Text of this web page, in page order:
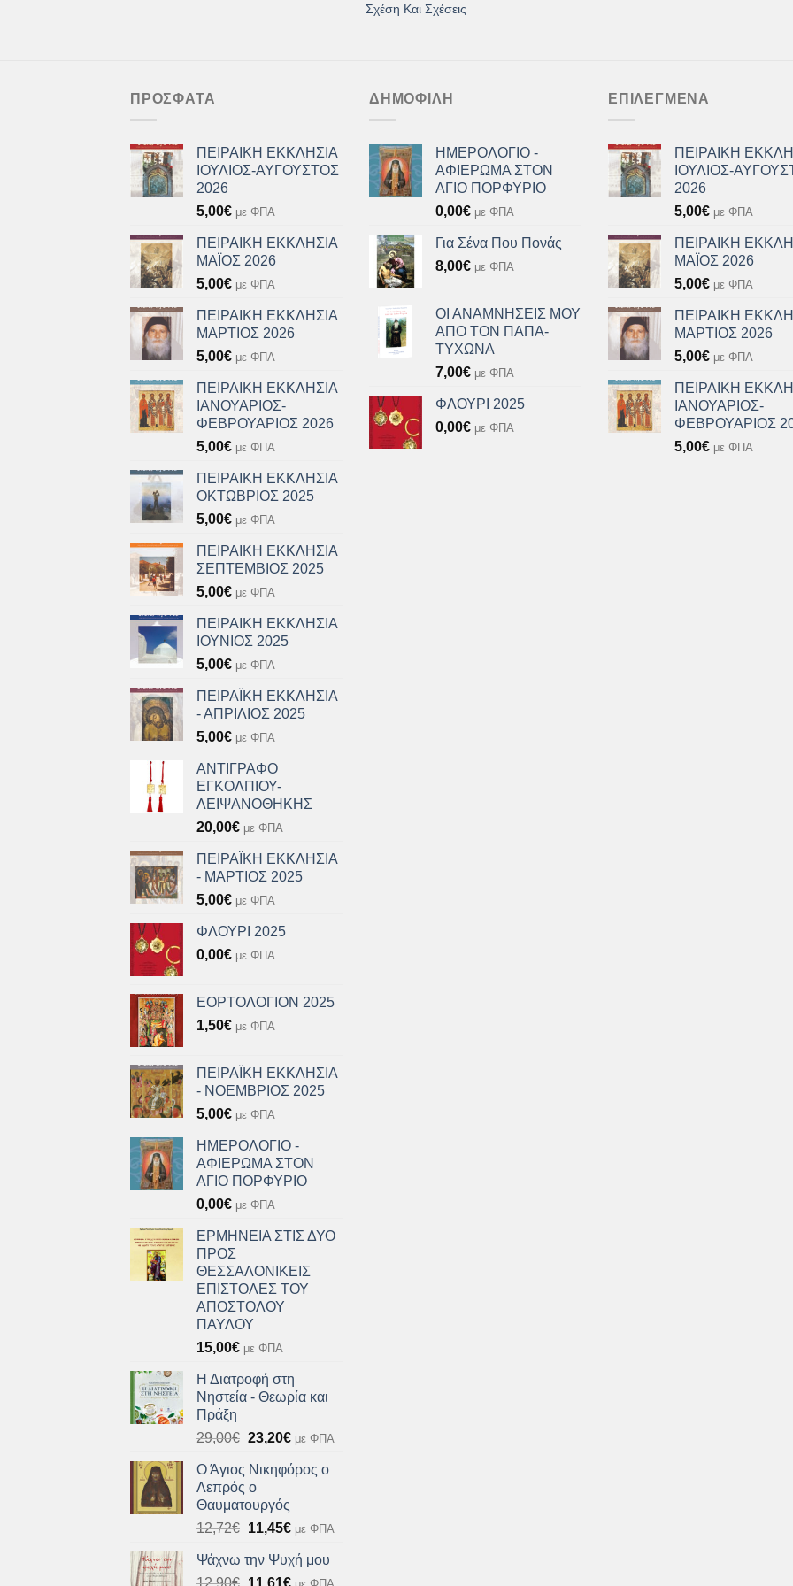
Σχέση Και Σχέσεις
ΠΡΌΣΦΑΤΑ
ΠΕΙΡΑΙΚΗ ΕΚΚΛΗΣΙΑ
ΙΟΥΛΙΟΣ-ΑΥΓΟΥΣΤΟΣ
2026
5,00€ με ΦΠΑ
ΠΕΙΡΑΙΚΗ ΕΚΚΛΗΣΙΑ
ΜΑΪΟΣ 2026
5,00€ με ΦΠΑ
ΠΕΙΡΑΙΚΗ ΕΚΚΛΗΣΙΑ
ΜΑΡΤΙΟΣ 2026
5,00€ με ΦΠΑ
ΠΕΙΡΑΙΚΗ ΕΚΚΛΗΣΙΑ
ΙΑΝΟΥΑΡΙΟΣ-
ΦΕΒΡΟΥΑΡΙΟΣ 2026
5,00€ με ΦΠΑ
ΠΕΙΡΑΙΚΗ ΕΚΚΛΗΣΙΑ
ΟΚΤΩΒΡΙΟΣ 2025
5,00€ με ΦΠΑ
ΠΕΙΡΑΙΚΗ ΕΚΚΛΗΣΙΑ
ΣΕΠΤΕΜΒΙΟΣ 2025
5,00€ με ΦΠΑ
ΠΕΙΡΑΙΚΗ ΕΚΚΛΗΣΙΑ
ΙΟΥΝΙΟΣ 2025
5,00€ με ΦΠΑ
ΠΕΙΡΑΪΚΗ ΕΚΚΛΗΣΙΑ
- ΑΠΡΙΛΙΟΣ 2025
5,00€ με ΦΠΑ
ΑΝΤΙΓΡΑΦΟ
ΕΓΚΟΛΠΙΟΥ-
ΛΕΙΨΑΝΟΘΗΚΗΣ
20,00€ με ΦΠΑ
ΠΕΙΡΑΪΚΗ ΕΚΚΛΗΣΙΑ
- ΜΑΡΤΙΟΣ 2025
5,00€ με ΦΠΑ
ΦΛΟΥΡΙ 2025
0,00€ με ΦΠΑ
ΕΟΡΤΟΛΟΓΙΟΝ 2025
1,50€ με ΦΠΑ
ΠΕΙΡΑΪΚΗ ΕΚΚΛΗΣΙΑ
- ΝΟΕΜΒΡΙΟΣ 2025
5,00€ με ΦΠΑ
ΗΜΕΡΟΛΟΓΙΟ -
ΑΦΙΕΡΩΜΑ ΣΤΟΝ
ΑΓΙΟ ΠΟΡΦΥΡΙΟ
0,00€ με ΦΠΑ
ΕΡΜΗΝΕΙΑ ΣΤΙΣ ΔΥΟ
ΠΡΟΣ
ΘΕΣΣΑΛΟΝΙΚΕΙΣ
ΕΠΙΣΤΟΛΕΣ ΤΟΥ
ΑΠΟΣΤΟΛΟΥ
ΠΑΥΛΟΥ
15,00€ με ΦΠΑ
Η Διατροφή στη
Νηστεία - Θεωρία και
Πράξη
29,00€ Original
was:
29,00€.
23,20€Η
τιμή
23,20€.
με ΦΠΑ
Ο Άγιος Νικηφόρος ο
Λεπρός ο
Θαυματουργός
12,72€ Original
was:
11,45€Η
τιμή
με ΦΠΑ
Ψάχνω την Ψυχή μου
OriginalΗ
ΔΗΜΟΦΙΛΉ
ΗΜΕΡΟΛΟΓΙΟ -
ΑΦΙΕΡΩΜΑ ΣΤΟΝ
ΑΓΙΟ ΠΟΡΦΥΡΙΟ
0,00€ με ΦΠΑ
Για Σένα Που Πονάς
8,00€ με ΦΠΑ
ΟΙ ΑΝΑΜΝΗΣΕΙΣ ΜΟΥ
ΑΠΟ ΤΟΝ ΠΑΠΑ-
ΤΥΧΩΝΑ
7,00€ με ΦΠΑ
ΦΛΟΥΡΙ 2025
0,00€ με ΦΠΑ
ΕΠΙΛΕΓΜΈΝΑ
ΠΕΙΡΑΙΚΗ
ΙΟΥΛΙΟΣ-
2026
5,00€ με ΦΠΑ
ΠΕΙΡΑΙΚΗ
ΜΑΪΟΣ 2026
5,00€ με ΦΠΑ
ΠΕΙΡΑΙΚΗ
ΜΑΡΤΙΟΣ 2026
5,00€ με ΦΠΑ
ΠΕΙΡΑΙΚΗ
ΙΑΝΟΥΑΡΙΟΣ-
ΦΕΒΡΟΥΑΡΙΟΣ
5,00€ με ΦΠΑ